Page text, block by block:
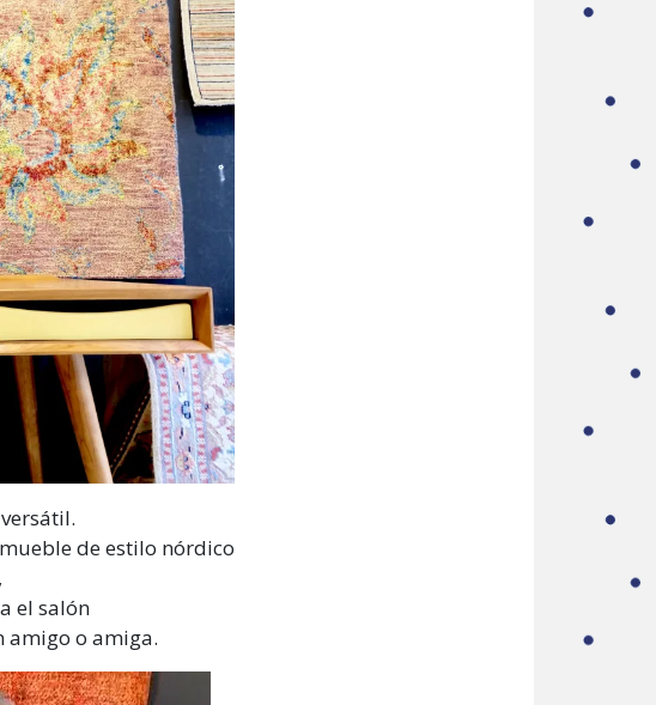
de estilo nórdico
el salón
amigo o amiga.